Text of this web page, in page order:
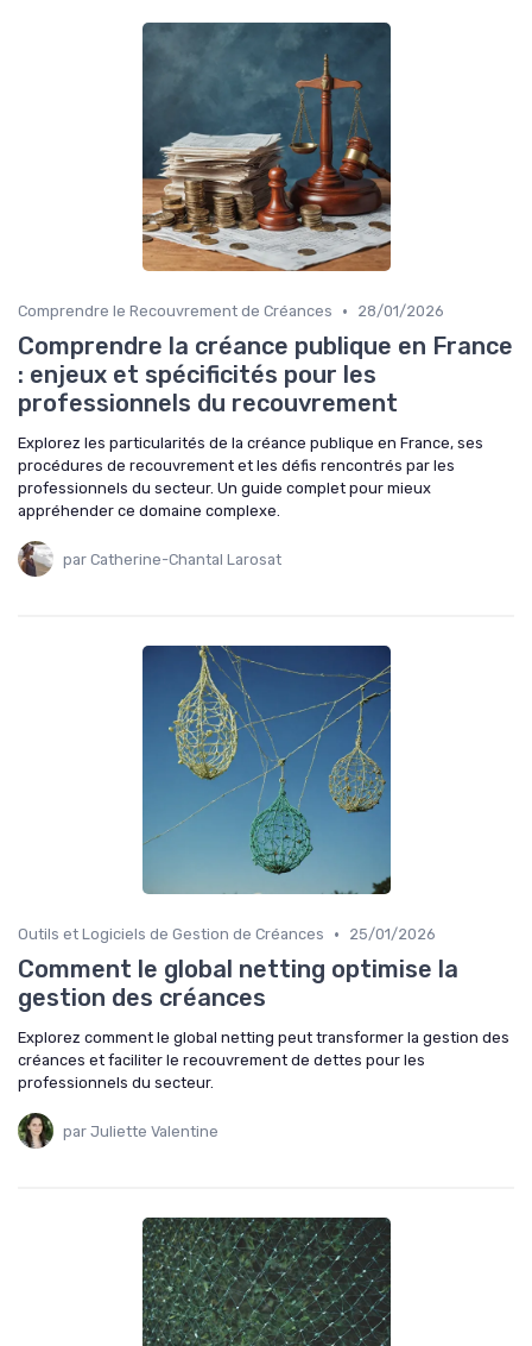
Comprendre le Recouvrement de Créances • 28/01/2026
Comprendre la créance publique en France
: enjeux et spécificités pour les
professionnels du recouvrement
Explorez les particularités de la créance publique en France, ses
procédures de recouvrement et les défis rencontrés par les
professionnels du secteur. Un guide complet pour mieux
appréhender ce domaine complexe.
par Catherine-Chantal Larosat
Outils et Logiciels de Gestion de Créances • 25/01/2026
Comment le global netting optimise la
gestion des créances
Explorez comment le global netting peut transformer la gestion des
créances et faciliter le recouvrement de dettes pour les
professionnels du secteur.
par Juliette Valentine